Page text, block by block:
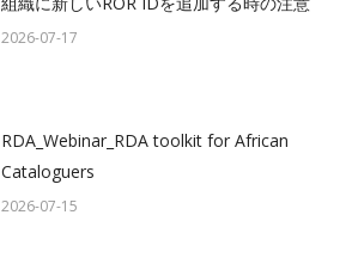
2026-07-17
RDA_Webinar_RDA toolkit for African
Cataloguers
2026-07-15